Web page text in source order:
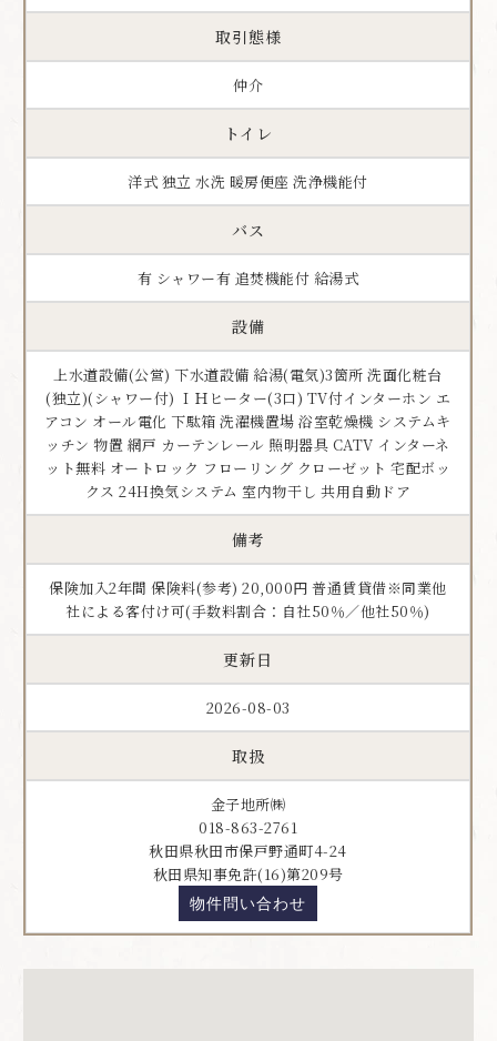
取引態様
仲介
トイレ
洋式 独立 水洗 暖房便座 洗浄機能付
バス
有 シャワー有 追焚機能付 給湯式
設備
上水道設備(公営) 下水道設備 給湯(電気)3箇所 洗面化粧台
(独立)(シャワー付) ＩＨヒーター(3口) TV付インターホン エ
アコン オール電化 下駄箱 洗濯機置場 浴室乾燥機 システムキ
ッチン 物置 網戸 カーテンレール 照明器具 CATV インターネ
ット無料 オートロック フローリング クローゼット 宅配ボッ
クス 24H換気システム 室内物干し 共用自動ドア
備考
保険加入2年間 保険料(参考) 20,000円 普通賃貸借※同業他
社による客付け可(手数料割合：自社50％／他社50％)
更新日
2026-08-03
取扱
金子地所㈱
018-863-2761
秋田県秋田市保戸野通町4-24
秋田県知事免許(16)第209号
物件問い合わせ